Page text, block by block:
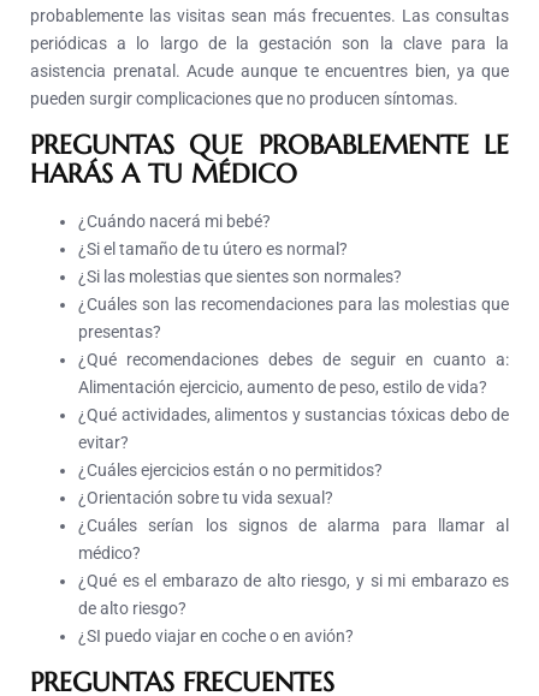
probablemente las visitas sean más frecuentes. Las consultas
periódicas a lo largo de la gestación son la clave para la
asistencia prenatal. Acude aunque te encuentres bien, ya que
pueden surgir complicaciones que no producen síntomas.
PREGUNTAS QUE PROBABLEMENTE LE
HARÁS A TU MÉDICO
¿Cuándo nacerá mi bebé?
¿Si el tamaño de tu útero es normal?
¿Si las molestias que sientes son normales?
¿Cuáles son las recomendaciones para las molestias que
presentas?
¿Qué recomendaciones debes de seguir en cuanto a:
Alimentación ejercicio, aumento de peso, estilo de vida?
¿Qué actividades, alimentos y sustancias tóxicas debo de
evitar?
¿Cuáles ejercicios están o no permitidos?
¿Orientación sobre tu vida sexual?
¿Cuáles serían los signos de alarma para llamar al
médico?
¿Qué es el embarazo de alto riesgo, y si mi embarazo es
de alto riesgo?
¿SI puedo viajar en coche o en avión?
PREGUNTAS FRECUENTES